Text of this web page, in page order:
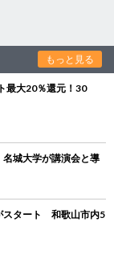
もっと見る
最大20％還元！30
城大学が講演会と導
スタート 和歌山市内5